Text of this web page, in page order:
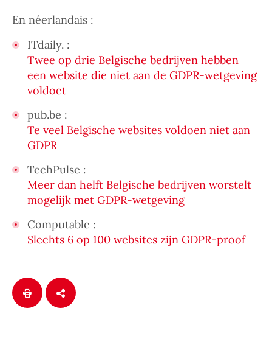
En néerlandais :
ITdaily. :
Twee op drie Belgische bedrijven hebben
een website die niet aan de GDPR-wetgeving
voldoet
pub.be :
Te veel Belgische websites voldoen niet aan
GDPR
TechPulse :
Meer dan helft Belgische bedrijven worstelt
mogelijk met GDPR-wetgeving
Computable :
Slechts 6 op 100 websites zijn GDPR-proof